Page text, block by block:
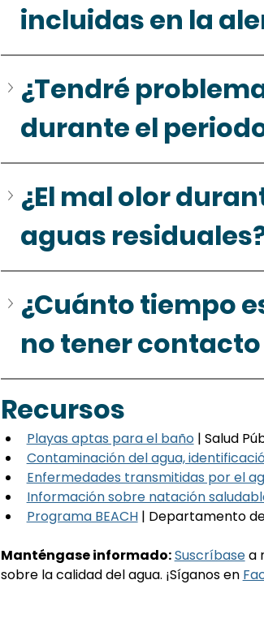
incluidas en la
¿Tendré
durante el
¿El mal olor
aguas
¿Cuánto tiempo
no tener
Recursos
Playas aptas para el baño | Salud
Contaminación del agua,
Enfermedades transmitidas por el
Información sobre natación
Programa BEACH | Departamento
Manténgase informado:Suscríbase a
sobre la calidad del agua. ¡Síganos en